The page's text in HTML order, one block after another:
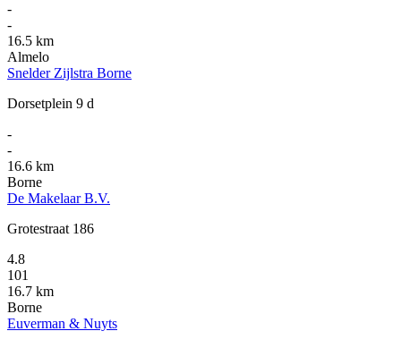
-
-
16.5 km
Almelo
Snelder Zijlstra Borne
Dorsetplein 9 d
-
-
16.6 km
Borne
De Makelaar B.V.
Grotestraat 186
4.8
101
16.7 km
Borne
Euverman & Nuyts